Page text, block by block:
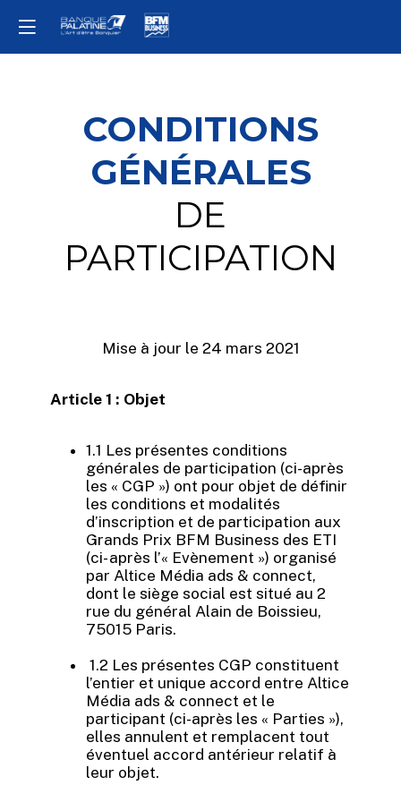
CONDITIONS
GÉNÉRALES
DE
PARTICIPATION
Mise à jour le 24 mars 2021
Article 1 : Objet
1.1 Les présentes conditions
générales de participation (ci-après
les « CGP ») ont pour objet de définir
les conditions et modalités
d’inscription et de participation aux
Grands Prix BFM Business des ETI
(ci- après l’« Evènement ») organisé
par Altice Média ads & connect,
dont le siège social est situé au 2
rue du général Alain de Boissieu,
75015 Paris.
1.2 Les présentes CGP constituent
l’entier et unique accord entre Altice
Média ads & connect et le
participant (ci-après les « Parties »),
elles annulent et remplacent tout
éventuel accord antérieur relatif à
leur objet.